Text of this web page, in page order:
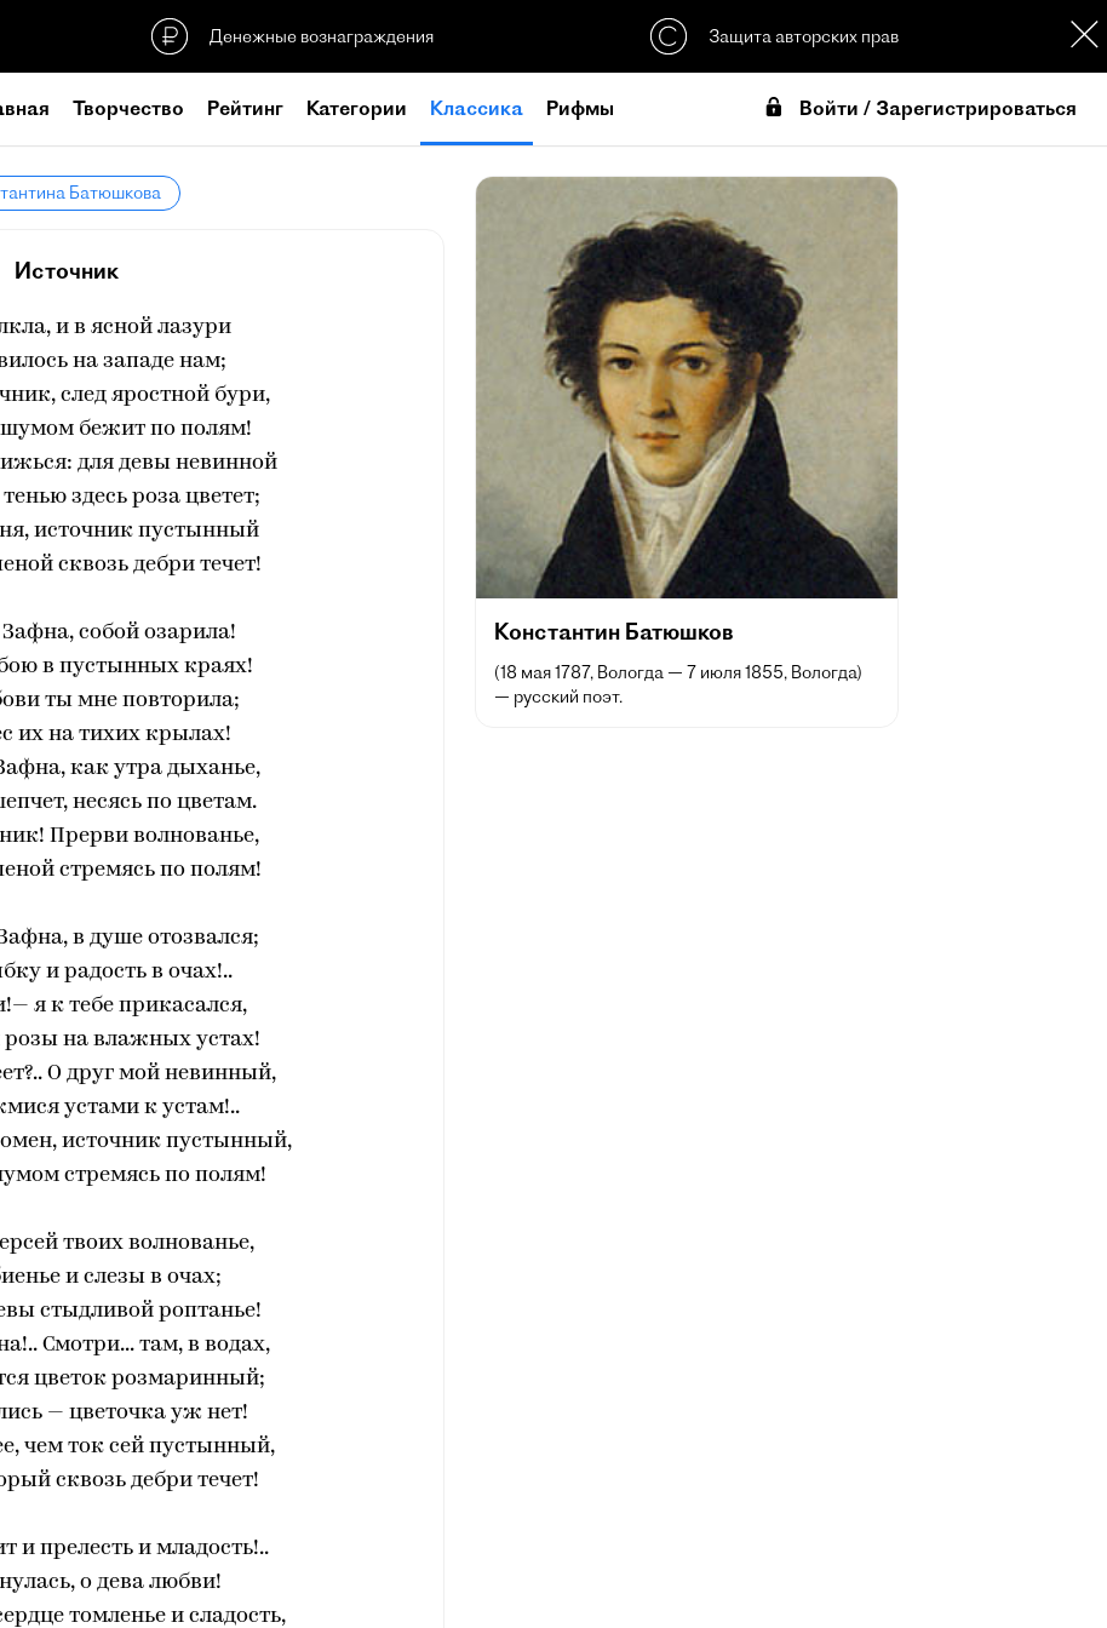
Денежные вознаграждения Защита авторских прав
Творчество Рейтинг Категории Классика Рифмы Войти / Зарегистрироваться
Батюшкова
Источник
и в ясной лазури
на западе нам;
след яростной бури,
шумом бежит по полям!
для девы невинной
здесь роза цветет;
источник пустынный
сквозь дебри течет!
собой озарила!
в пустынных краях!
ты мне повторила;
их на тихих крылах!
как утра дыханье,
несясь по цветам.
Прерви волнованье,
стремясь по полям!
в душе отозвался;
и радость в очах!..
я к тебе прикасался,
на влажных устах!
О друг мой невинный,
устами к устам!..
источник пустынный,
стремясь по полям!
твоих волнованье,
и слезы в очах;
стыдливой роптанье!
Смотри... там, в водах,
цветок розмаринный;
— цветочка уж нет!
чем ток сей пустынный,
сквозь дебри течет!
и прелесть и младость!..
о дева любви!
томленье и сладость,
Константин Батюшков
(18 мая 1787, Вологда — 7 июля 1855, Вологда)
— русский поэт.